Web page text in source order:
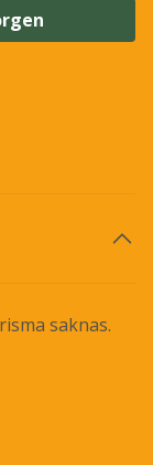
saknas.